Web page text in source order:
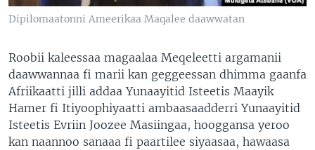
Dipilomaatonni Ameerikaa Maqalee daawwatan
Roobii kaleessaa magaalaa Meqeleetti argamanii
daawwannaa fi marii kan geggeessan dhimma gaanfa
Afriikaatti jilli addaa Yunaayitid Isteetis Maayik
Hamer fi Itiyoophiyaatti ambaasaadderri Yunaayitid
Isteetis Evriin Joozee Masiingaa, hooggansa yeroo
kan naannoo sanaaa fi paartilee siyaasaa, hawaasa